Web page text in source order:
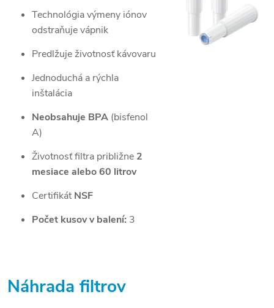
Technológia výmeny iónov
odstraňuje vápnik
Predlžuje životnosť kávovaru
Jednoduchá a rýchla
inštalácia
Neobsahuje BPA (bisfenol
A)
Životnosť filtra približne 2
mesiace alebo 60 litrov
CertifikátNSF
Počet kusov v balení: 3
Náhrada filtrov